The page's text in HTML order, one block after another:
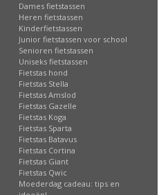
Dames fietstassen
Heren fietstassen
Kinderfietstassen
Junior fietstassen voor school
Senioren fietstassen
Uniseks fietstassen
Fietstas hond
Fietstas Stella
Fietstas Amslod
Fietstas Gazelle
Fietstas Koga
Fietstas Sparta
Fietstas Batavus
Fietstas Cortina
Fietstas Giant
Fietstas Qwic
Moederdag cadeau: tips en